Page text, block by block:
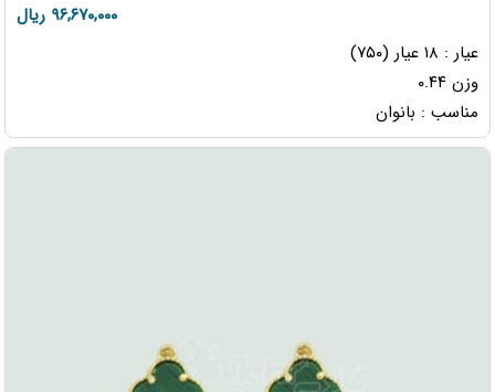
۹۶,۶۷۰,۰۰۰ ریال
عیار : ۱۸ عیار (۷۵۰)
وزن ۰.۴۴
مناسب : بانوان